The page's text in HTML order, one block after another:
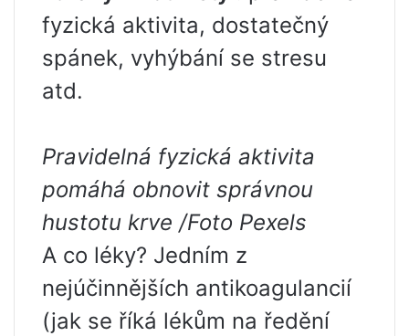
fyzická aktivita, dostatečný
spánek, vyhýbání se stresu
atd.
Pravidelná fyzická aktivita
pomáhá obnovit správnou
hustotu krve /Foto Pexels
A co léky? Jedním z
nejúčinnějších antikoagulancií
(jak se říká lékům na ředění